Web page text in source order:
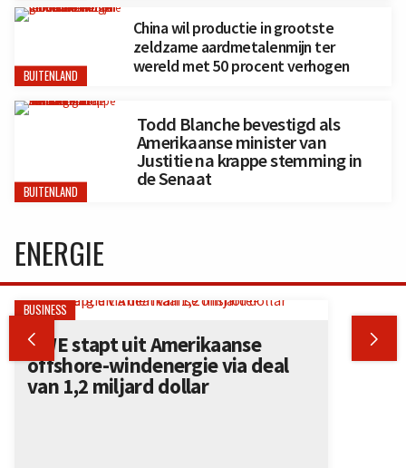
BUITENLAND
China wil productie in grootste
zeldzame aardmetalenmijn ter
wereld met 50 procent verhogen
BUITENLAND
Todd Blanche bevestigd als
Amerikaanse minister van
Justitie na krappe stemming in
de Senaat
ENERGIE
 
BUSINESS
RWE stapt uit Amerikaanse
offshore-windenergie via deal
van 1,2 miljard dollar